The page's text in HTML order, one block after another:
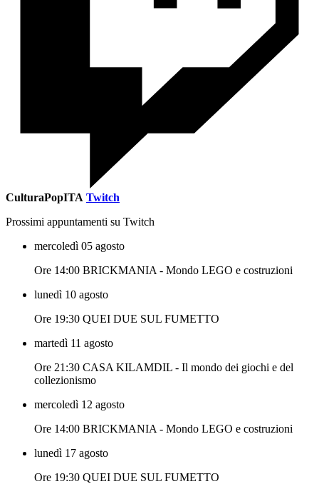
CulturaPopITA Twitch
Prossimi appuntamenti su Twitch
mercoledì 05 agosto
Ore 14:00 BRICKMANIA - Mondo LEGO e costruzioni
lunedì 10 agosto
Ore 19:30 QUEI DUE SUL FUMETTO
martedì 11 agosto
Ore 21:30 CASA KILAMDIL - Il mondo dei giochi e del
collezionismo
mercoledì 12 agosto
Ore 14:00 BRICKMANIA - Mondo LEGO e costruzioni
lunedì 17 agosto
Ore 19:30 QUEI DUE SUL FUMETTO